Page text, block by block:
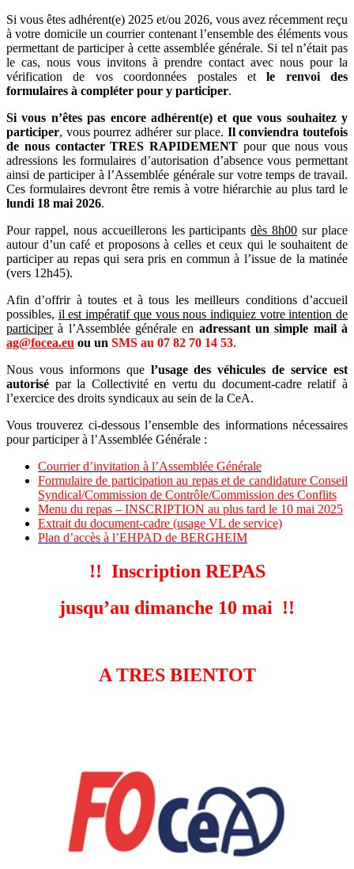
Si vous êtes adhérent(e) 2025 et/ou 2026, vous avez récemment reçu
à votre domicile un courrier contenant l’ensemble des éléments vous
permettant de participer à cette assemblée générale. Si tel n’était pas
le cas, nous vous invitons à prendre contact avec nous pour la
vérification de vos coordonnées postales etle renvoi des
formulaires à compléter pour y participer.
Si vous n’êtes pas encore adhérent(e) et que vous souhaitez y
participer, vous pourrez adhérer sur place. Il conviendra toutefois
de nous contacter TRES RAPIDEMENT pour que nous vous
adressions les formulaires d’autorisation d’absence vous permettant
ainsi de participer à l’Assemblée générale sur votre temps de travail.
Ces formulaires devront être remis à votre hiérarchie au plus tard le
lundi 18 mai 2026.
Pour rappel, nous accueillerons les participantsdès 8h00 sur place
autour d’un café et proposons à celles et ceux qui le souhaitent de
participer au repas qui sera pris en commun à l’issue de la matinée
(vers 12h45).
Afin d’offrir à toutes et à tous les meilleurs conditions d’accueil
possibles, il est impératif que vous nous indiquiez votre intention de
participerà l’Assemblée générale en adressant un simple mail à
ag@focea.eu ou un SMS au 07 82 70 14 53.
Nous vous informons que l’usage des véhicules de service est
autorisé par la Collectivité en vertu du document-cadre relatif à
l’exercice des droits syndicaux au sein de la CeA.
Vous trouverez ci-dessous l’ensemble des informations nécessaires
pour participer à l’Assemblée Générale :
Courrier d’invitation à l’Assemblée Générale
Formulaire de participation au repas et de candidature Conseil
Syndical/Commission de Contrôle/Commission des Conflits
Menu du repas – INSCRIPTION au plus tard le 10 mai 2025
Extrait du document-cadre (usage VL de service)
Plan d’accès à l’EHPAD de BERGHEIM
!! Inscription REPAS
jusqu’au dimanche 10 mai !!
A TRES BIENTOT